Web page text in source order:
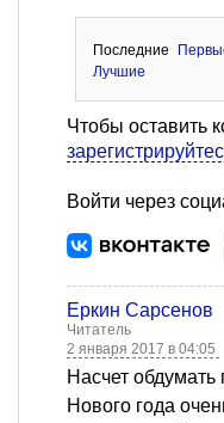
Последние
Лучшие
Чтобы оставить
Войти через
Еркин Сарсенов
Читатель
2 января 2017 в 04:05
Насчет
Нового года